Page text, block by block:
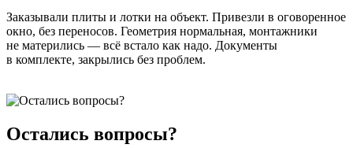
Заказывали плиты и лотки на объект. Привезли в оговоренное
окно, без переносов. Геометрия нормальная, монтажники
не матерились — всё встало как надо. Документы
в комплекте, закрылись без проблем.
Остались вопросы?